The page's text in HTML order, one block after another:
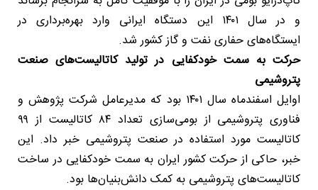
و در سال ۱۴۰۱ این دستگاه ایرانی وارد بهره‌برداری در
ایستگاه‌های حفاری نفت و گاز کشور شد.
حرکت به سمت خودکفایی در تولید کاتالیست‌های صنعت
پتروشیمی
اوایل اسفندماه سال ۱۴۰۱ بود که مدیرعامل شرکت پژوهش و
فناوری پتروشیمی از بومی‌سازی تعداد ۸۴ کاتالیست از ۹۹
کاتالیست مورد استفاده در صنعت پتروشیمی خبر داد. این
خبر، حاکی از حرکت کشور ایران به سمت خودکفایی در ساخت
کاتالیست‌های پتروشیمی به کمک دانش‌بنیان‌ها بود.